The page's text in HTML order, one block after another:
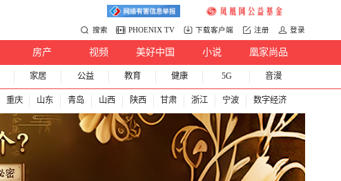
搜索 PHOENIX TV 下载客户端 注册 登录
房产 视频 美好中国 小说 凰家尚品
家居 公益 教育 健康 5G 音漫
重庆 山东 青岛 山西 陕西 甘肃 浙江 宁波 数字经济